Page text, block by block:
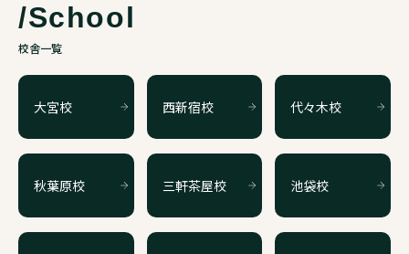
/School
校舎一覧
大宮校 西新宿校 代々木校
秋葉原校 三軒茶屋校 池袋校